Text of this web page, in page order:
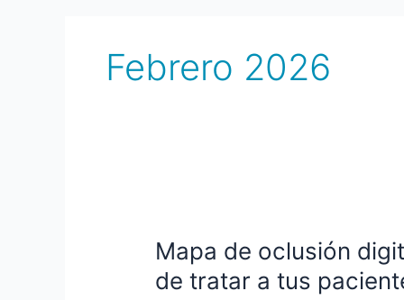
Febrero 2026
Mapa de oclusión
de tratar a tus
oclusión
digital:
por